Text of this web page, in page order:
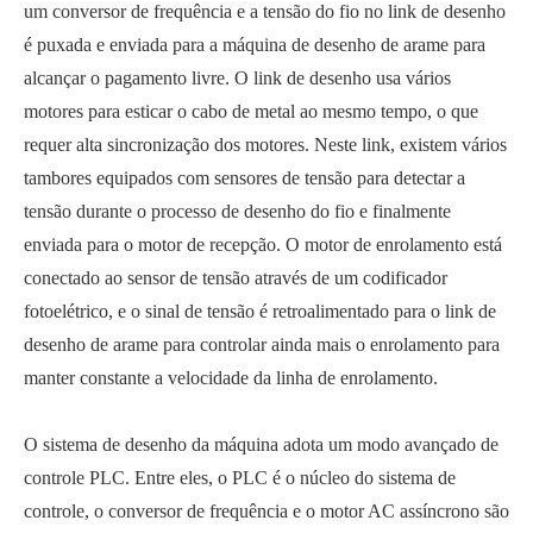
um conversor de frequência e a tensão do fio no link de desenho
é puxada e enviada para a máquina de desenho de arame para
alcançar o pagamento livre. O link de desenho usa vários
motores para esticar o cabo de metal ao mesmo tempo, o que
requer alta sincronização dos motores. Neste link, existem vários
tambores equipados com sensores de tensão para detectar a
tensão durante o processo de desenho do fio e finalmente
enviada para o motor de recepção. O motor de enrolamento está
conectado ao sensor de tensão através de um codificador
fotoelétrico, e o sinal de tensão é retroalimentado para o link de
desenho de arame para controlar ainda mais o enrolamento para
manter constante a velocidade da linha de enrolamento.
O sistema de desenho da máquina adota um modo avançado de
controle PLC. Entre eles, o PLC é o núcleo do sistema de
controle, o conversor de frequência e o motor AC assíncrono são